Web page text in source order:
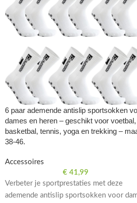
6 paar ademende antislip sportsokken
dames en heren – geschikt voor voetbal,
basketbal, tennis, yoga en trekking –
38-46.
Accessoires
€41,99
Verbeter je sportprestaties met deze
ademende antislip sportsokken voor